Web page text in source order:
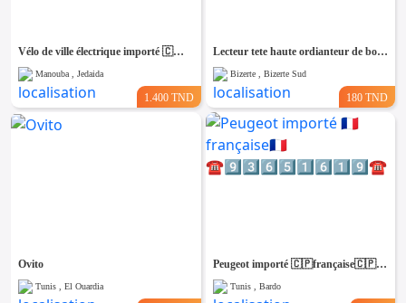
Vélo de ville électrique importé 🇨🇵 26pouces
Manouba , Jedaida
1.400 TND
Lecteur tete haute ordianteur de bord (neuf)
Bizerte , Bizerte Sud
180 TND
Ovito
Tunis , El Ouardia
Peugeot importé 🇨🇵française🇨🇵 ☎️9️⃣3️⃣6️⃣5️⃣1️⃣6️⃣1️⃣9️⃣☎️
Tunis , Bardo